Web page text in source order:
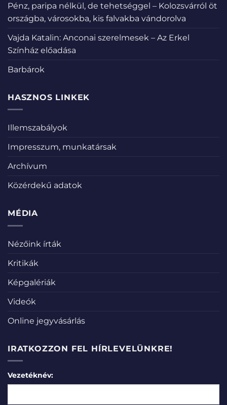
Pénz, paripa nélkül, de tehetséggel – Kolozsvárról öt
országba, városokba, kis falvakba vándorolva
Vajda Katalin: Anconai szerelmesek – Az Erkel
Színház előadása
Barbárok
HASZNOS LINKEK
Illemszabályok
Impresszum, munkatársak
Archívum
Közérdekű adatok
MÉDIA
Nézőink írták
Kritikák
Képgalériák
Videók
Online jegyvásárlás
IRATKOZZON FEL HÍRLEVELÜNKRE!
Vezetéknév: